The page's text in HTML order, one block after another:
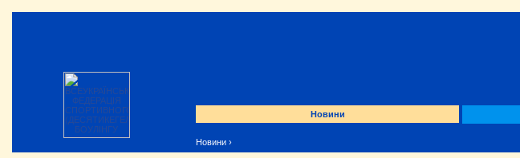
Новини
Новини ›